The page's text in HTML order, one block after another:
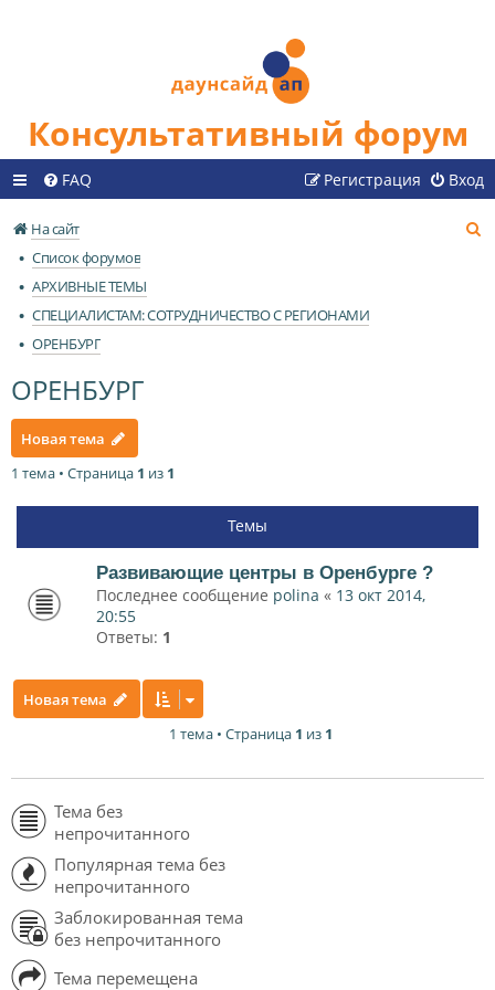
Консультативный форум
FAQ Вход
Регистрация
На сайт
Список форумов
АРХИВНЫЕ ТЕМЫ
СПЕЦИАЛИСТАМ: СОТРУДНИЧЕСТВО С РЕГИОНАМИ
ОРЕНБУРГ
ОРЕНБУРГ
Новая тема
1 тема • Страница 1 из 1
Темы
Развивающие центры в Оренбурге ?
Последнее сообщение polina « 13 окт 2014,
20:55
Ответы: 1
Новая тема
1 тема • Страница 1 из 1
Тема без
непрочитанного
Популярная тема без
непрочитанного
Заблокированная тема
без непрочитанного
Тема перемещена